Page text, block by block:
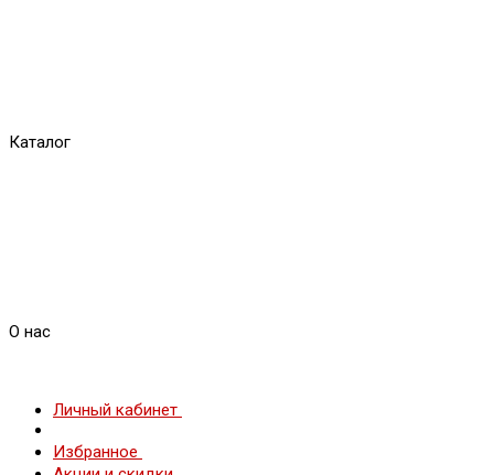
Каталог
О нас
Личный кабинет
Избранное